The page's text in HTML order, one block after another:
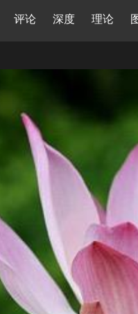
评论 深度 理论